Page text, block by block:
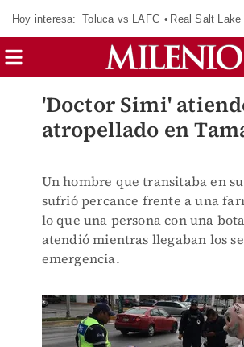
Hoy interesa: Toluca vs LAFC Real Salt
'Doctor Simi'
atropellado en
Un hombre que transitaba en
sufrió percance frente a una
lo que una persona con una
atendió mientras llegaban los
emergencia.